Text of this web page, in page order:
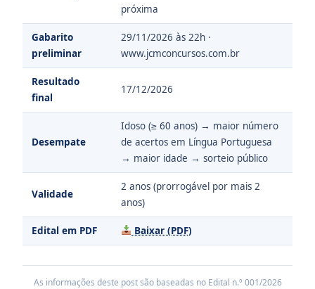
próxima
Gabarito
preliminar
29/11/2026 às 22h ·
www.jcmconcursos.com.br
Resultado
final
17/12/2026
Desempate
Idoso (≥ 60 anos) → maior número
de acertos em Língua Portuguesa
→ maior idade → sorteio público
Validade
2 anos (prorrogável por mais 2
anos)
Edital em PDF Baixar (PDF)
As informações deste post são baseadas no Edital n.º 001/2026